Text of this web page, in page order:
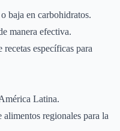
baja en carbohidratos.
manera efectiva.
específicas para
Latina.
alimentos regionales para la